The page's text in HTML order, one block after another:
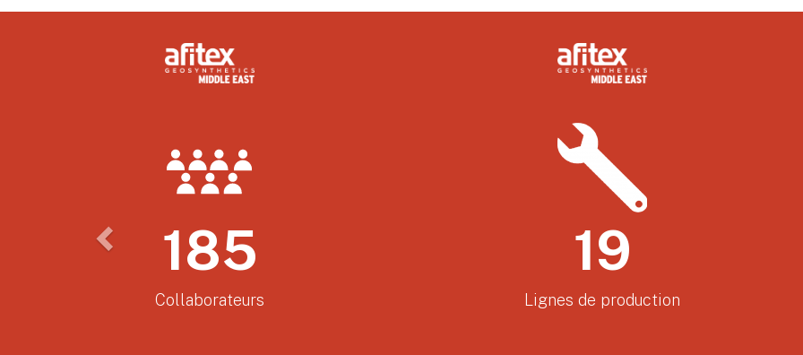
23
Brevets déposés
+ 500
Produits certifiés
Previous